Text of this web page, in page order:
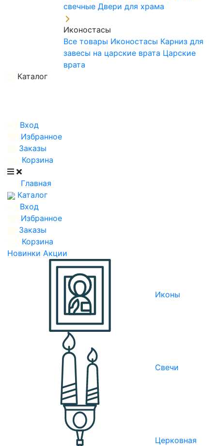
свечные Двери для храма
Иконостасы
Все товары Иконостасы Карниз для
завесы на царские врата Царские
врата
Каталог
Вход
Избранное
Заказы
Корзина
Главная
Каталог
Вход
Избранное
Заказы
Корзина
Новинки Акции
Иконы
Свечи
Церковная